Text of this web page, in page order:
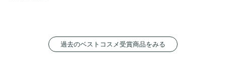
過去のベストコスメ受賞商品をみる